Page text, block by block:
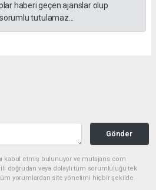
haberi geçen ajanslar olup
tutulamaz...
Gönder
kabul etmiş bulunuyor ve mutajans.com
doğrudan veya dolaylı tüm sorumluluğu tek
tüm yorumlardan site yönetimi hiçbir şekilde